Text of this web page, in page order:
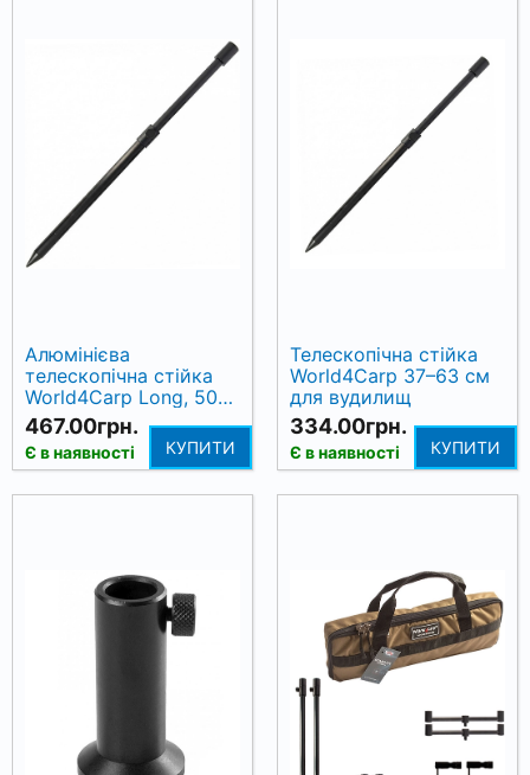
Алюмінієва
телескопічна стійка
World4Carp Long, 50–
90 см
467.00грн.
Є в наявності КУПИТИ
Телескопічна стійка
World4Carp 37–63 см
для вудилищ
334.00грн.
Є в наявності КУПИТИ